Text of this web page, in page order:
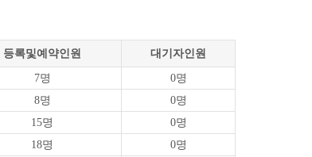
등록및예약인원 대기자인원
7명
0명
8명
0명
15명
0명
18명
0명